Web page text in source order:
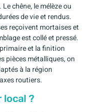
chêne, le mélèze ou
de vie et rendus.
reçoivent mortaises et
est collé et pressé.
et la finition
pièces métalliques, on
à la région
routiers.
local ?